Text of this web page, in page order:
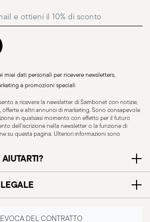
di Ritiro, selezionabile al checkout.
entro 30 giornidalla data di
seguendo la procedura
pagina
miei dati personali per ricevere newsletters,
a promozioni speciali
a ricevere la newsletter di Sambonet con notizie,
offerte e altri annunci di marketing. Sono consapevole
in qualsiasi momento con effetto per il futuro
dell'iscrizione nella newsletter o la funzione di
su questa pagina. Ulteriori informazioni sono
DEL CONTRATTO